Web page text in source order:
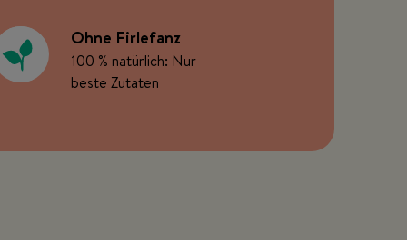
Ohne Firlefanz
100 % natürlich: Nur
beste Zutaten